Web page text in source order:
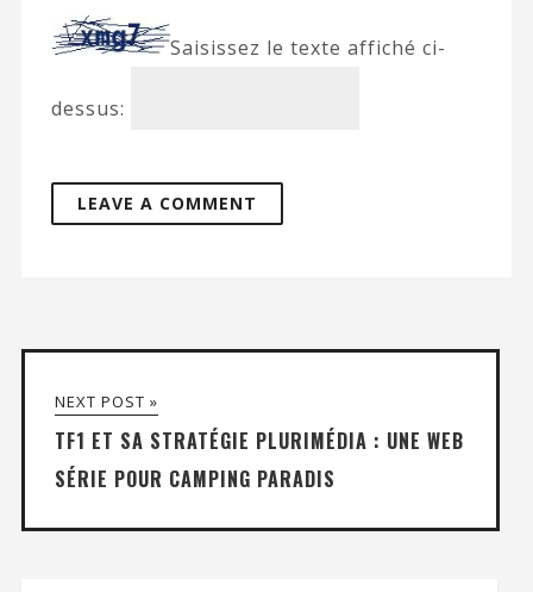
Saisissez le texte affiché ci-
dessus:
NEXT POST »
TF1 ET SA STRATÉGIE PLURIMÉDIA : UNE WEB
SÉRIE POUR CAMPING PARADIS